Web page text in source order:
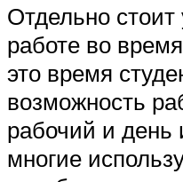
Отдельно
работе во
это время
возможность
рабочий и день
многие